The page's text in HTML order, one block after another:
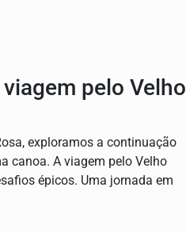
pelo Velho
exploramos a continuação
canoa. A viagem pelo Velho
épicos. Uma jornada em